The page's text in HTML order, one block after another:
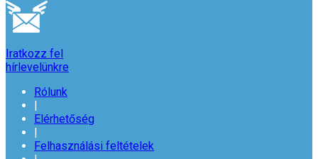
Iratkozz fel
hírlevelünkre
Rólunk
|
Elérhetőség
|
Felhasználási feltételek